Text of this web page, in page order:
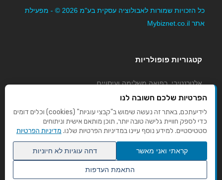
כל הזכויות שמורות לאבולוציה עסקית בע"מ 2026 © - מפעילת
אתר Mybiznet.co.il
קטגוריות פופולריות
אלטרנטיבי, רפואה משלימה ועיסויים
גני ילדים, משפחתונים וצהרונים
קוסמטיקה טיפוח ויופי
מורים לנהיגה
הפרטיות שלכם חשובה לנו
לידיעתכם, באתר זה נעשה שימוש ב"קבצי עוגיות" (cookies) וכלים דומים
כדי לספק חוויית גלישה טובה יותר, תוכן מותאם אישית וניתוחים
סטטיסטיים. למידע נוסף עיינו במדיניות הפרטיות שלנו. מדיניות הפרטיות
קראתי ואני מאשר דחה עוגיות לא חיוניות
התאמת העדפות